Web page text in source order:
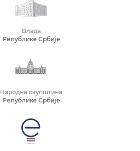
Влада
Републике Србије
Народна скупштина
Републике Србије